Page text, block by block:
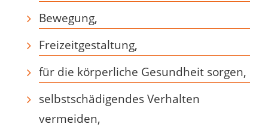
Bewegung,
Freizeitgestaltung,
für die körperliche Gesundheit sorgen,
selbstschädigendes Verhalten
vermeiden,